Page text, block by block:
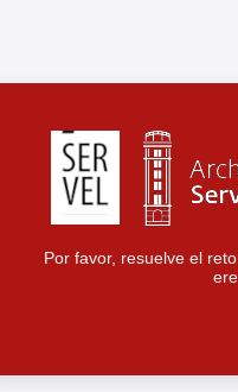
Por favor, resuelve el